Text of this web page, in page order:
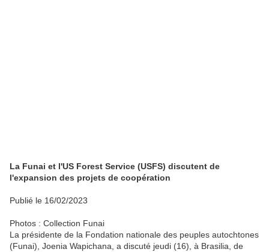
La Funai et l'US Forest Service (USFS) discutent de
l'expansion des projets de coopération
Publié le 16/02/2023
Photos : Collection Funai
La présidente de la Fondation nationale des peuples autochtones
(Funai), Joenia Wapichana, a discuté jeudi (16), à Brasilia, de